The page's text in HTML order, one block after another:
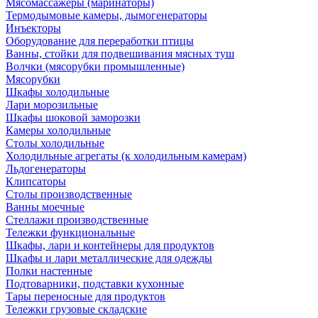
Мясомассажеры (маринаторы)
Термодымовые камеры, дымогенераторы
Инъекторы
Оборудование для переработки птицы
Ванны, стойки для подвешивания мясных туш
Волчки (мясорубки промышленные)
Мясорубки
Шкафы холодильные
Лари морозильные
Шкафы шоковой заморозки
Камеры холодильные
Столы холодильные
Холодильные агрегаты (к холодильным камерам)
Льдогенераторы
Клипсаторы
Столы производственные
Ванны моечные
Стеллажи производственные
Тележки функциональные
Шкафы, лари и контейнеры для продуктов
Шкафы и лари металлические для одежды
Полки настенные
Подтоварники, подставки кухонные
Тары переносные для продуктов
Тележки грузовые складские